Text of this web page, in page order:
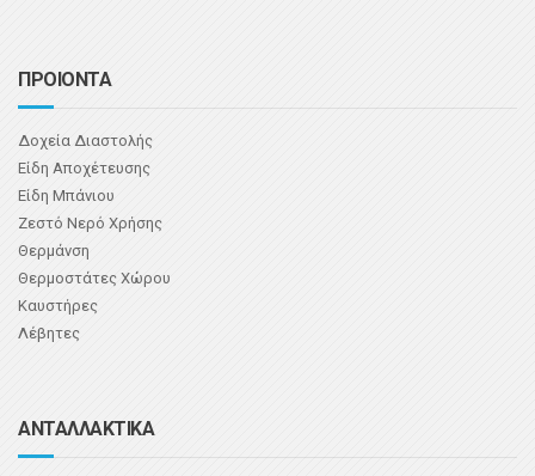
ΠΡΟΙΟΝΤΑ
Δοχεία Διαστολής
Είδη Αποχέτευσης
Είδη Μπάνιου
Ζεστό Νερό Χρήσης
Θερμάνση
Θερμοστάτες Χώρου
Καυστήρες
Λέβητες
ΑΝΤΑΛΛΑΚΤΙΚΑ